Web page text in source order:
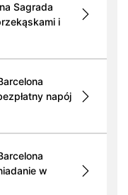
Sagrada
i
napój
w